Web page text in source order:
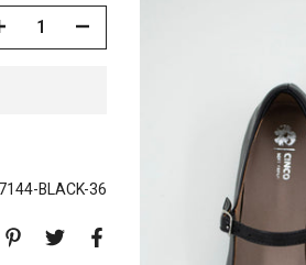
BLACK-36